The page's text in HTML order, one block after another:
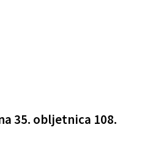
35. obljetnica 108.